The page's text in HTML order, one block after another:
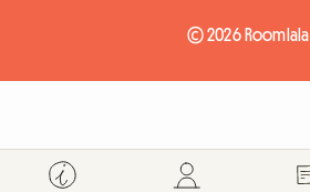
© 2026 Roomlala